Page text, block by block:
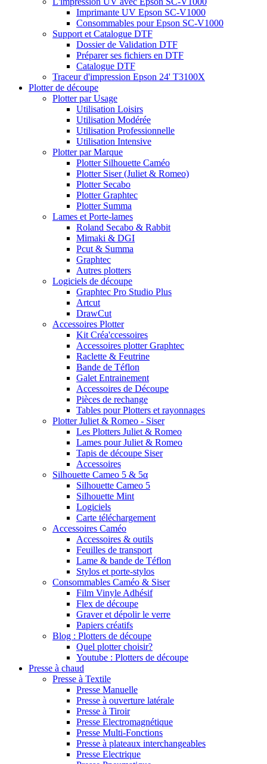
Imprimante UV Epson SC-V1000
Consommables pour Epson SC-V1000
Support et Catalogue DTF
Dossier de Validation DTF
Préparer ses fichiers en DTF
Catalogue DTF
Traceur d'impression Epson 24' T3100X
Plotter de découpe
Plotter par Usage
Utilisation Loisirs
Utilisation Modérée
Utilisation Professionnelle
Utilisation Intensive
Plotter par Marque
Plotter Silhouette Caméo
Plotter Siser (Juliet & Romeo)
Plotter Secabo
Plotter Graphtec
Plotter Summa
Lames et Porte-lames
Roland Secabo & Rabbit
Mimaki & DGI
Pcut & Summa
Graphtec
Autres plotters
Logiciels de découpe
Graphtec Pro Studio Plus
Artcut
DrawCut
Accessoires Plotter
Kit Créa'ccessoires
Accessoires plotter Graphtec
Raclette & Feutrine
Bande de Téflon
Galet Entrainement
Accessoires de Découpe
Pièces de rechange
Tables pour Plotters et rayonnages
Plotter Juliet & Romeo - Siser
Les Plotters Juliet & Romeo
Lames pour Juliet & Romeo
Tapis de découpe Siser
Accessoires
Silhouette Cameo 5 & 5α
Silhouette Cameo 5
Silhouette Mint
Logiciels
Carte téléchargement
Accessoires Caméo
Accessoires & outils
Feuilles de transport
Lame & bande de Téflon
Stylos et porte-stylos
Consommables Caméo & Siser
Film Vinyle Adhésif
Flex de découpe
Graver et dépolir le verre
Papiers créatifs
Blog : Plotters de découpe
Quel plotter choisir?
Youtube : Plotters de découpe
Presse à chaud
Presse à Textile
Presse Manuelle
Presse à ouverture latérale
Presse à Tiroir
Presse Electromagnétique
Presse Multi-Fonctions
Presse à plateaux interchangeables
Presse Electrique